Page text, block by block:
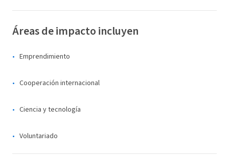
Áreas de impacto incluyen
Emprendimiento
Cooperación internacional
Ciencia y tecnología
Voluntariado